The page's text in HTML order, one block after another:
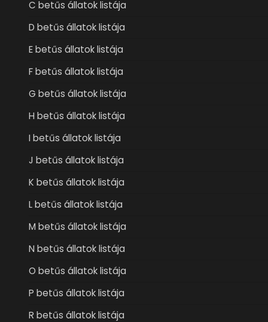
C betűs állatok listája
D betűs állatok listája
E betűs állatok listája
F betűs állatok listája
G betűs állatok listája
H betűs állatok listája
I betűs állatok listája
J betűs állatok listája
K betűs állatok listája
L betűs állatok listája
M betűs állatok listája
N betűs állatok listája
O betűs állatok listája
P betűs állatok listája
R betűs állatok listája